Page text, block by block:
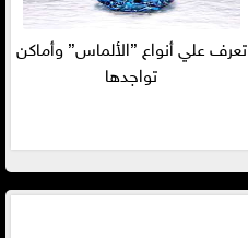
تعرف علي أنواع ”الألماس” وأماكن
تواجدها